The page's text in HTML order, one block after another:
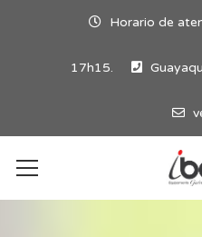
Horario de
17h15.